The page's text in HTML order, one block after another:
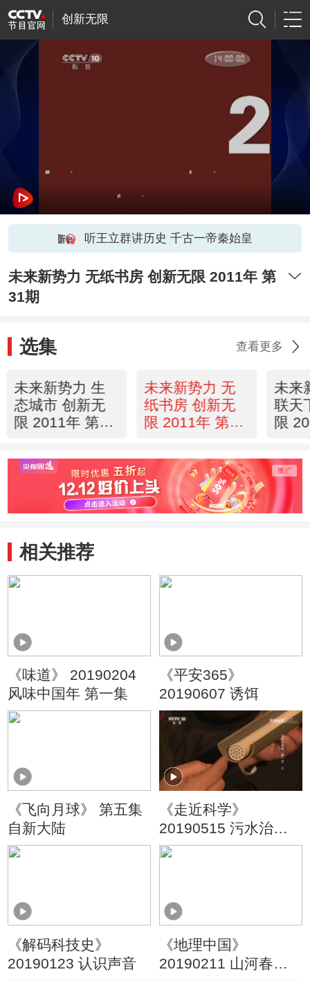
创新无限
听王立群讲历史 千古一帝秦始皇
未来新势力 无纸书房 创新无限 2011年 第
31期
选集 查看更多
未来新势力 生
态城市 创新无
限 2011年 第32
未来新势力 无
纸书房 创新无
限 2011年 第31
未来
联天
限
相关推荐
《味道》 20190204
风味中国年 第一集
《平安365》
20190607 诱饵
《飞向月球》 第五集
自新大陆
《走近科学》
20190515 污水治理
新“膜”方（上）
《解码科技史》
20190123 认识声音
《地理中国》
20190211 山河春色·